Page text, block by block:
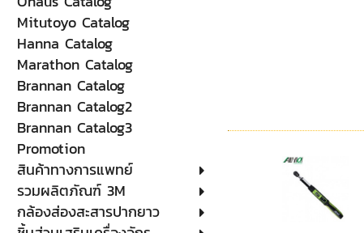
Mitutoyo Catalog
Hanna Catalog
Marathon Catalog
Brannan Catalog
Brannan Catalog2
Brannan Catalog3
Promotion
สินค้าทางการแพทย์
รวมผลิตภัณฑ์ 3M
กล้องส่องสะสารปากยาว